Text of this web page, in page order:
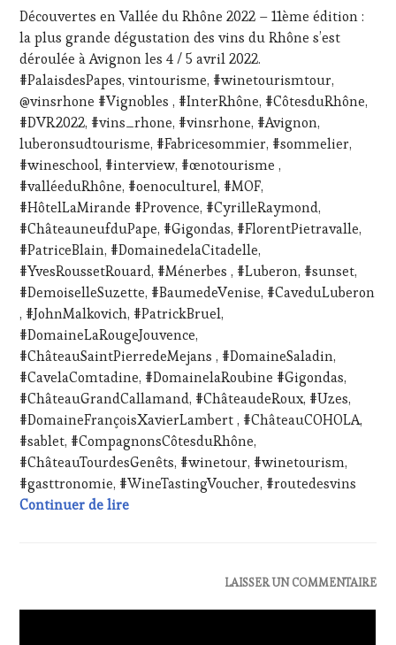
VIN
TOURISME ,
PRODUCTEURS
TERROIR,
RESTAURATEUR,
CHEF,
CUISINIER,
ŒNOLOGUE,
SOMMELIER,
SALONS
INTERNATIONAUX,
VIGNOBLES,
WINE
TASTING
VOUCHER,
WINE
TOURISM
FAME,
WINE
TOURISM
TOUR,
WINETASTINGVOUCHER.COM
Découvertes en Vallée du Rhône 2022 – 11ème édition :
la plus grande dégustation des vins du Rhône s’est
déroulée à Avignon les 4 / 5 avril 2022.
#PalaisdesPapes, vintourisme, #winetourismtour,
@vinsrhone #Vignobles , #InterRhône, #CôtesduRhône,
#DVR2022, #vins_rhone, #vinsrhone, #Avignon,
luberonsudtourisme, #Fabricesommier, #sommelier,
#wineschool, #interview, #œnotourisme ,
#valléeduRhône, #oenoculturel, #MOF,
#HôtelLaMirande #Provence, #CyrilleRaymond,
#ChâteauneufduPape, #Gigondas, #FlorentPietravalle,
#PatriceBlain, #DomainedelaCitadelle,
#YvesRoussetRouard, #Ménerbes , #Luberon, #sunset,
#DemoiselleSuzette, #BaumedeVenise, #CaveduLuberon
, #JohnMalkovich, #PatrickBruel,
#DomaineLaRougeJouvence,
#ChâteauSaintPierredeMejans , #DomaineSaladin,
#CavelaComtadine, #DomainelaRoubine #Gigondas,
#ChâteauGrandCallamand, #ChâteaudeRoux, #Uzes,
#DomaineFrançoisXavierLambert , #ChâteauCOHOLA,
#sablet, #CompagnonsCôtesduRhône,
#ChâteauTourdesGenêts, #winetour, #winetourism,
#gasttronomie, #WineTastingVoucher, #routedesvins
Continuer de lireL’œnotourisme dans la vallée du Rhône
LAISSER UN COMMENTAIRE